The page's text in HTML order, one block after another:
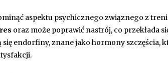
aspektu psychicznego związnego z
oraz może poprawić nastrój, co przekłada
endorfiny, znane jako hormony szczęścia,